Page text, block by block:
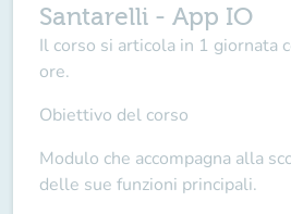
Santarelli - App IO
Il corso si articola in 1 giornata
ore.
Obiettivo del corso
Modulo che accompagna alla
delle sue funzioni principali.